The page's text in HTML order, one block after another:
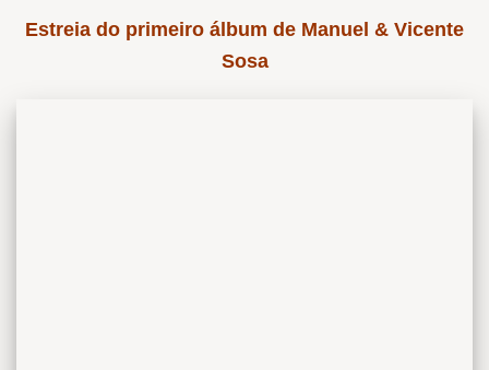
Estreia do primeiro álbum de Manuel & Vicente
Sosa